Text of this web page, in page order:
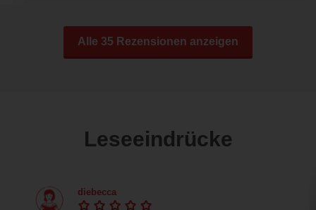
Alle 35 Rezensionen anzeigen
Leseeindrücke
diebecca